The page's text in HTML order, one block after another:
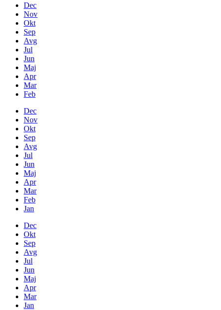
Dec
Nov
Okt
Sep
Avg
Jul
Jun
Maj
Apr
Mar
Feb
Dec
Nov
Okt
Sep
Avg
Jul
Jun
Maj
Apr
Mar
Feb
Jan
Dec
Okt
Sep
Avg
Jul
Jun
Maj
Apr
Mar
Jan